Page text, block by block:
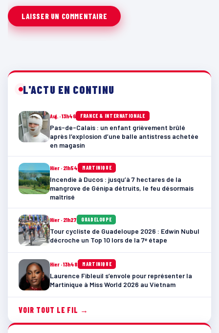
L'ACTU EN CONTINU
Auj. · 13h46 FRANCE & INTERNATIONALE
Pas-de-Calais : un enfant grièvement brûlé
après l’explosion d’une balle antistress achetée
en magasin
Hier · 21h54 MARTINIQUE
Incendie à Ducos : jusqu’à 7 hectares de la
mangrove de Génipa détruits, le feu désormais
maîtrisé
Hier · 21h27 GUADELOUPE
Tour cycliste de Guadeloupe 2026 : Edwin Nubul
décroche un Top 10 lors de la 7ᵉ étape
Hier · 13h48 MARTINIQUE
Laurence Fibleuil s’envole pour représenter la
Martinique à Miss World 2026 au Vietnam
VOIR TOUT LE FIL →